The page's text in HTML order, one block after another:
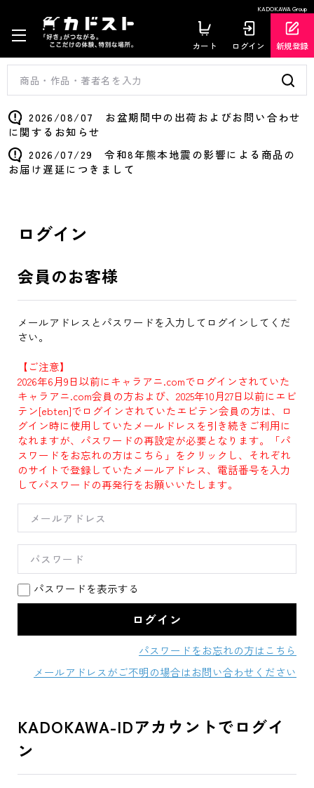
KADOKAWA Group
カート ログイン 新規登録
2026/08/07 お盆期間中の出荷およびお問い合わせ
に関するお知らせ
2026/07/29 令和8年熊本地震の影響による商品の
お届け遅延につきまして
ログイン
会員のお客様
メールアドレスとパスワードを入力してログインしてくだ
さい。
【ご注意】
2026年6月9日以前にキャラアニ.comでログインされていた
キャラアニ.com会員の方および、2025年10月27日以前にエビ
テン[ebten]でログインされていたエビテン会員の方は、ロ
グイン時に使用していたメールドレスを引き続きご利用に
なれますが、パスワードの再設定が必要となります。「パ
スワードをお忘れの方はこちら」をクリックし、それぞれ
のサイトで登録していたメールアドレス、電話番号を入力
してパスワードの再発行をお願いいたします。
パスワードを表示する
パスワードをお忘れの方はこちら
メールアドレスがご不明の場合はお問い合わせください
KADOKAWA-IDアカウントでログイ
ン